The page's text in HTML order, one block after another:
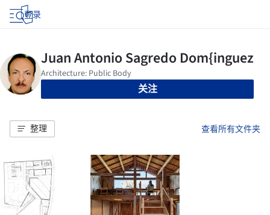
登录
关注
整理 查看所有文件夹